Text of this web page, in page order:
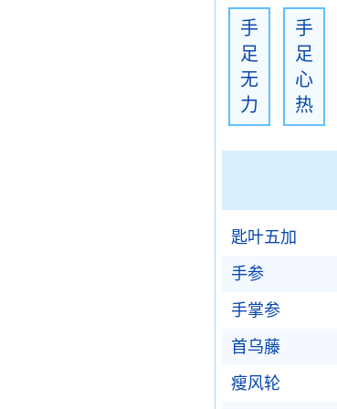
手
足
无
力
手
足
心
热
匙叶五加
手参
手掌参
首乌藤
瘦风轮